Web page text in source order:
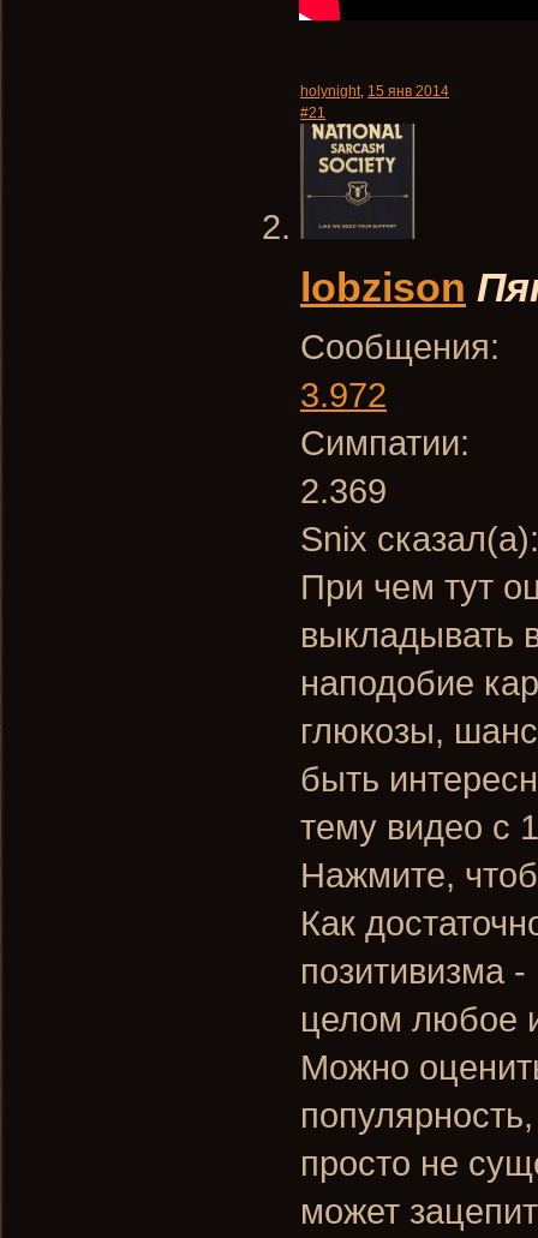
holynight, 15 янв 2014
#21
lobzison
Сообщения:
3.972
Симпатии:
2.369
Snix
При чем тут
выкладывать
наподобие
глюкозы,
быть
тему видео с
Нажмите,
Как
позитивизма
целом любое
Можно
просто не
может